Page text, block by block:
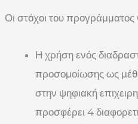
Οι στόχοι του
Η χρήση ενός
προσομοίωσης ως
στην ψηφιακή
προσφέρει 4